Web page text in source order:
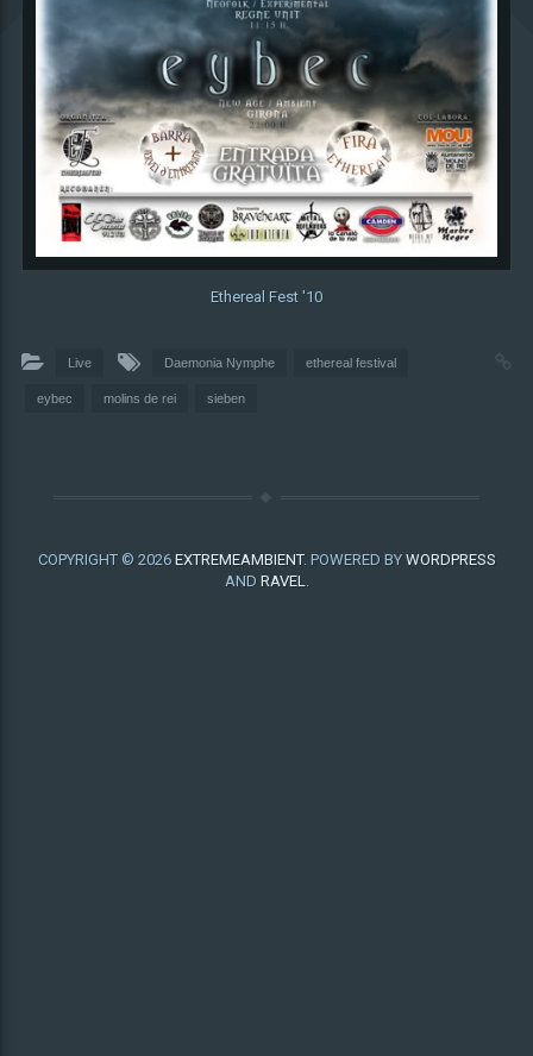
Ethereal Fest '10
Live Daemonia Nymphe ethereal festival
eybec molins de rei sieben
COPYRIGHT © 2026 EXTREMEAMBIENT. POWERED BY WORDPRESS
AND RAVEL